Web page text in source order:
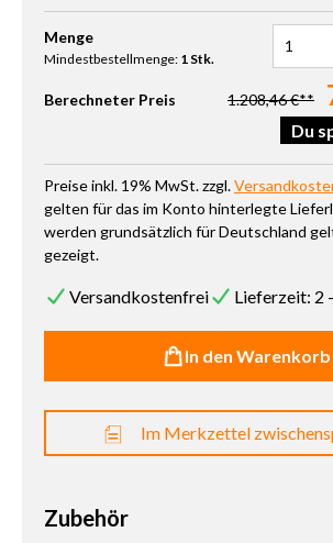
Produkt Anzahl: Gib den gewünschten
Menge
Mindestbestellmenge: 1 Stk.
Berechneter Preis 1.208,46 €**
Du
Preise inkl. 19% MwSt. zzgl.
gelten für das im Konto hinterlegte
werden grundsätzlich für Deutschland
gezeigt.
Versandkostenfrei Lieferzeit: 2
In den Warenkorb
Im Merkzettel
Zubehör